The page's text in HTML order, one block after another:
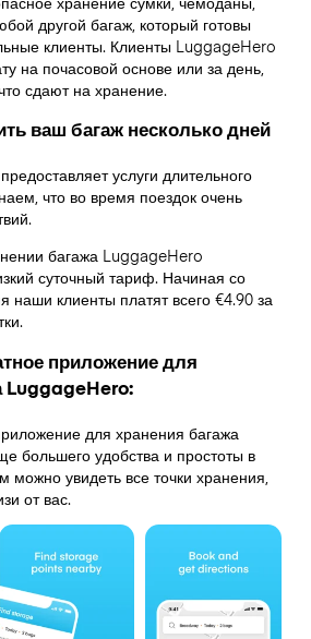
другой багаж, который готовы
клиенты. Клиенты LuggageHero
на почасовой основе или за день,
сдают на хранение.
ваш багаж несколько дней
услуги длительного
что во время поездок очень
багажа LuggageHero
суточный тариф. Начиная со
наши клиенты платят всего €4.90 за
приложение для
LuggageHero:
для хранения багажа
большего удобства и простоты в
можно увидеть все точки хранения,
от вас.